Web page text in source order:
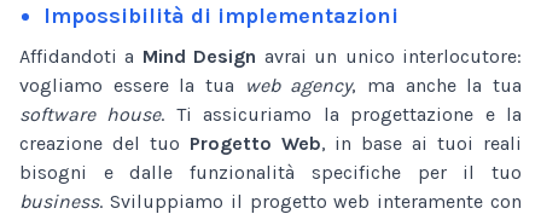
Impossibilità di implementazioni
Affidandoti a Mind Design avrai un unico interlocutore:
vogliamo essere la tua
web agency, ma anche la tua
software house. Ti assicuriamo la progettazione e la
creazione del tuo Progetto Web, in base ai tuoi reali
bisogni e dalle funzionalità specifiche per il tuo
business. Sviluppiamo il progetto web interamente con